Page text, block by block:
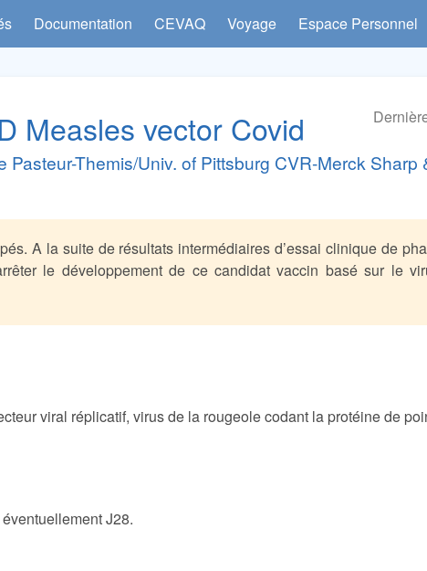
Documentation CEVAQ Voyage Espace Personnel
Measles vector Covid
Pasteur-Themis/Univ. of Pittsburg CVR-Merck Sharp
A la suite de résultats intermédiaires d’essai clinique de
le développement de ce candidat vaccin basé sur le
viral réplicatif, virus de la rougeole codant la protéine de
J28.